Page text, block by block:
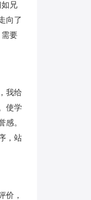
兄
向了
要
我给
使学
感。
，站
价，